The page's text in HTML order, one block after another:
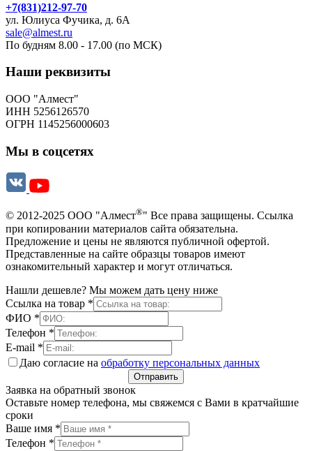
+7(831)212-97-70
ул. Юлиуса Фучика, д. 6А
sale@almest.ru
По будням 8.00 - 17.00 (по МСК)
Наши реквизиты
ООО "Алмест"
ИНН 5256126570
ОГРН 1145256000603
Мы в соцсетях
© 2012-2025 ООО "Алмест®" Все права защищены. Ссылка
при копировании материалов сайта обязательна.
Предложение и цены не являются публичной офертой.
Представленные на сайте образцы товаров имеют
ознакомительный характер и могут отличаться.
Нашли дешевле? Мы можем дать цену ниже
Ссылка на товар *
ФИО *
Телефон *
E-mail *
Даю согласие на обработку персональных данных
Отправить
Заявка на обратный звонок
Оставьте номер телефона, мы свяжемся с Вами в кратчайшие
сроки
Ваше имя *
Телефон *